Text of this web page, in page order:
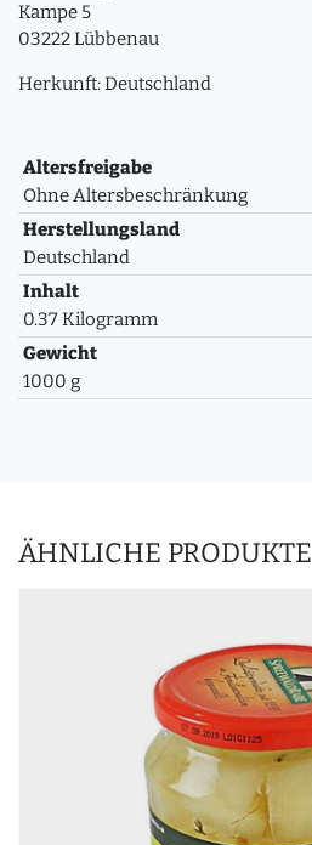
Kampe 5
03222 Lübbenau
Herkunft: Deutschland
Altersfreigabe
Ohne Altersbeschränkung
Herstellungsland
Deutschland
Inhalt
0.37 Kilogramm
Gewicht
1000 g
ÄHNLICHE PRODUKTE